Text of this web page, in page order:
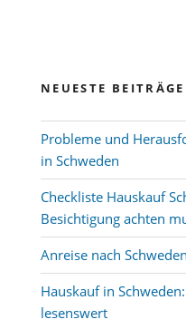
NEUESTE BEITRÄGE
Probleme und
in Schweden
Checkliste Hauskauf
Besichtigung achten
Anreise nach
Hauskauf in
lesenswert